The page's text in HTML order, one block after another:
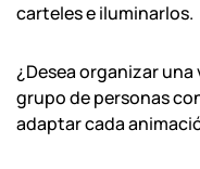
carteles e iluminarlos.
¿Desea organizar
grupo de personas
adaptar cada